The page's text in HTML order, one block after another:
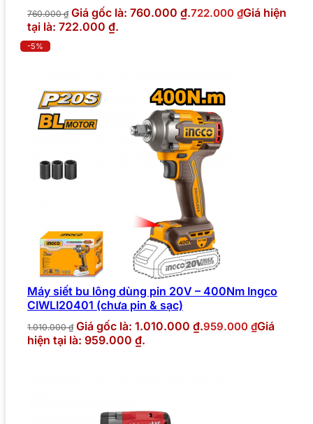
760.000₫ Giá gốc là: 760.000 ₫.722.000 ₫Giá hiện
tại là: 722.000 ₫.
-5%
Máy siết bu lông dùng pin 20V – 400Nm Ingco
CIWLI20401 (chưa pin & sạc)
1.010.000₫ Giá gốc là: 1.010.000 ₫.959.000 ₫Giá
hiện tại là: 959.000 ₫.